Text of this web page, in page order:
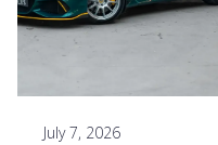
July 7, 2026